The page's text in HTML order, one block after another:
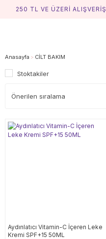
250 TL VE ÜZERİ
Anasayfa CİLT BAKIM
Stoktakiler
Aydınlatıcı Vitamin-C İçeren Leke
Kremi SPF+15 50ML